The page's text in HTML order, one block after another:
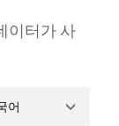
이터가 사
어